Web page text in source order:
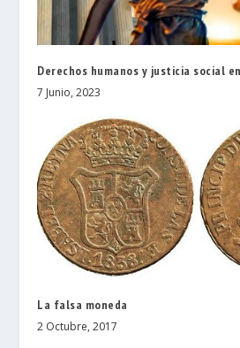
Derechos humanos y justicia social
7 Junio, 2023
La falsa moneda
2 Octubre, 2017